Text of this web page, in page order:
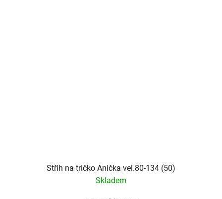
Střih na tričko Anička vel.80-134 (50)
Skladem